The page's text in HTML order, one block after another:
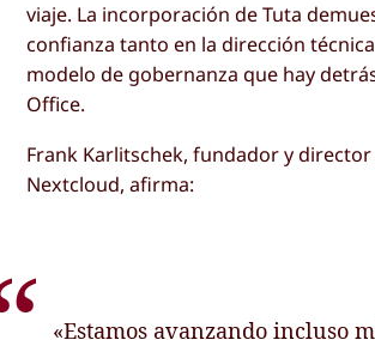
viaje. La incorporación de Tuta
confianza tanto en la dirección
modelo de gobernanza que hay
Office.
Frank Karlitschek, fundador y
Nextcloud, afirma:
«Estamos avanzando incluso